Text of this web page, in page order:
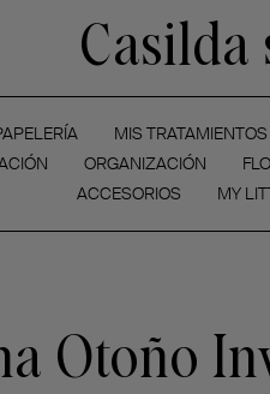
Casilda
MIS
ORGANIZACIÓN
ACCESORIOS
MY
Otoño